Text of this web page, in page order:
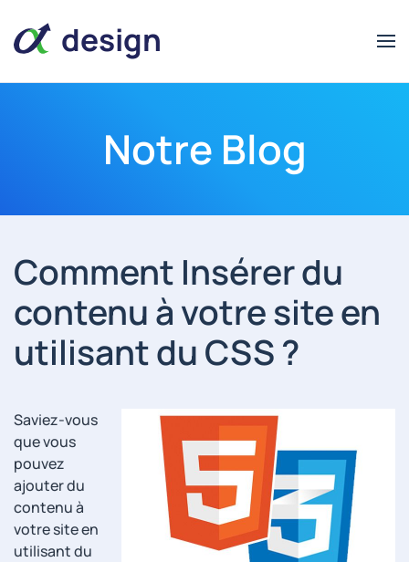
design
Notre Blog
Comment Insérer du
contenu à votre site en
utilisant du CSS ?
Saviez-vous
que vous
pouvez
ajouter du
contenu à
votre site en
utilisant du